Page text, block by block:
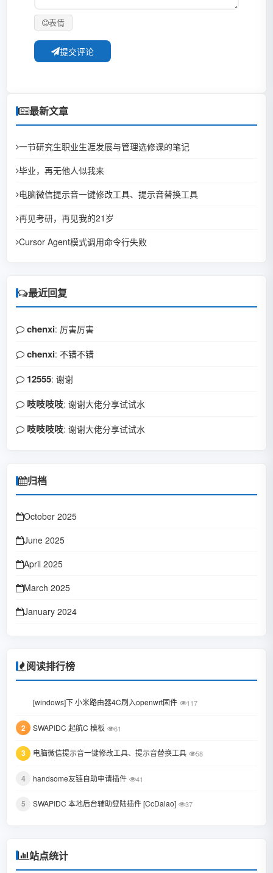
表情
提交评论
最新文章
一节研究生职业生涯发展与管理选修课的笔记
毕业，再无他人似我来
电脑微信提示音一键修改工具、提示音替换工具
再见考研，再见我的21岁
Cursor Agent模式调用命令行失败
最近回复
chenxi: 厉害厉害
chenxi: 不错不错
12555: 谢谢
吱吱吱吱: 谢谢大佬分享试试水
吱吱吱吱: 谢谢大佬分享试试水
归档
October 2025
June 2025
April 2025
March 2025
January 2024
January 2023
June 2022
February 2022
January 2022
October 2021
August 2021
July 2021
December 2020
阅读排行榜
[windows]下 小米路由器4C刷入openwrt固件 117
2 SWAPIDC 起航C 模板 61
3 电脑微信提示音一键修改工具、提示音替换工具 58
4 handsome友链自助申请插件 41
5 SWAPIDC 本地后台辅助登陆插件 [CcDalao] 37
站点统计